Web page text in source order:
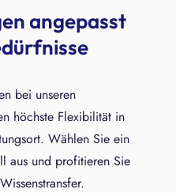
angepasst
bei unseren
höchste Flexibilität in
Wählen Sie ein
aus und profitieren Sie